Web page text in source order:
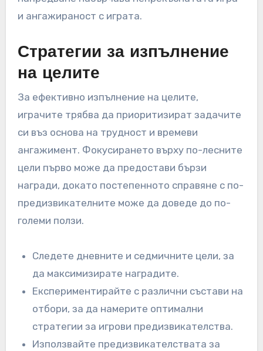
и ангажираност с играта.
Стратегии за изпълнение
на целите
За ефективно изпълнение на целите,
играчите трябва да приоритизират задачите
си въз основа на трудност и времеви
ангажимент. Фокусирането върху по-лесните
цели първо може да предостави бързи
награди, докато постепенното справяне с по-
предизвикателните може да доведе до по-
големи ползи.
Следете дневните и седмичните цели, за
да максимизирате наградите.
Експериментирайте с различни състави на
отбори, за да намерите оптимални
стратегии за игрови предизвикателства.
Използвайте предизвикателствата за